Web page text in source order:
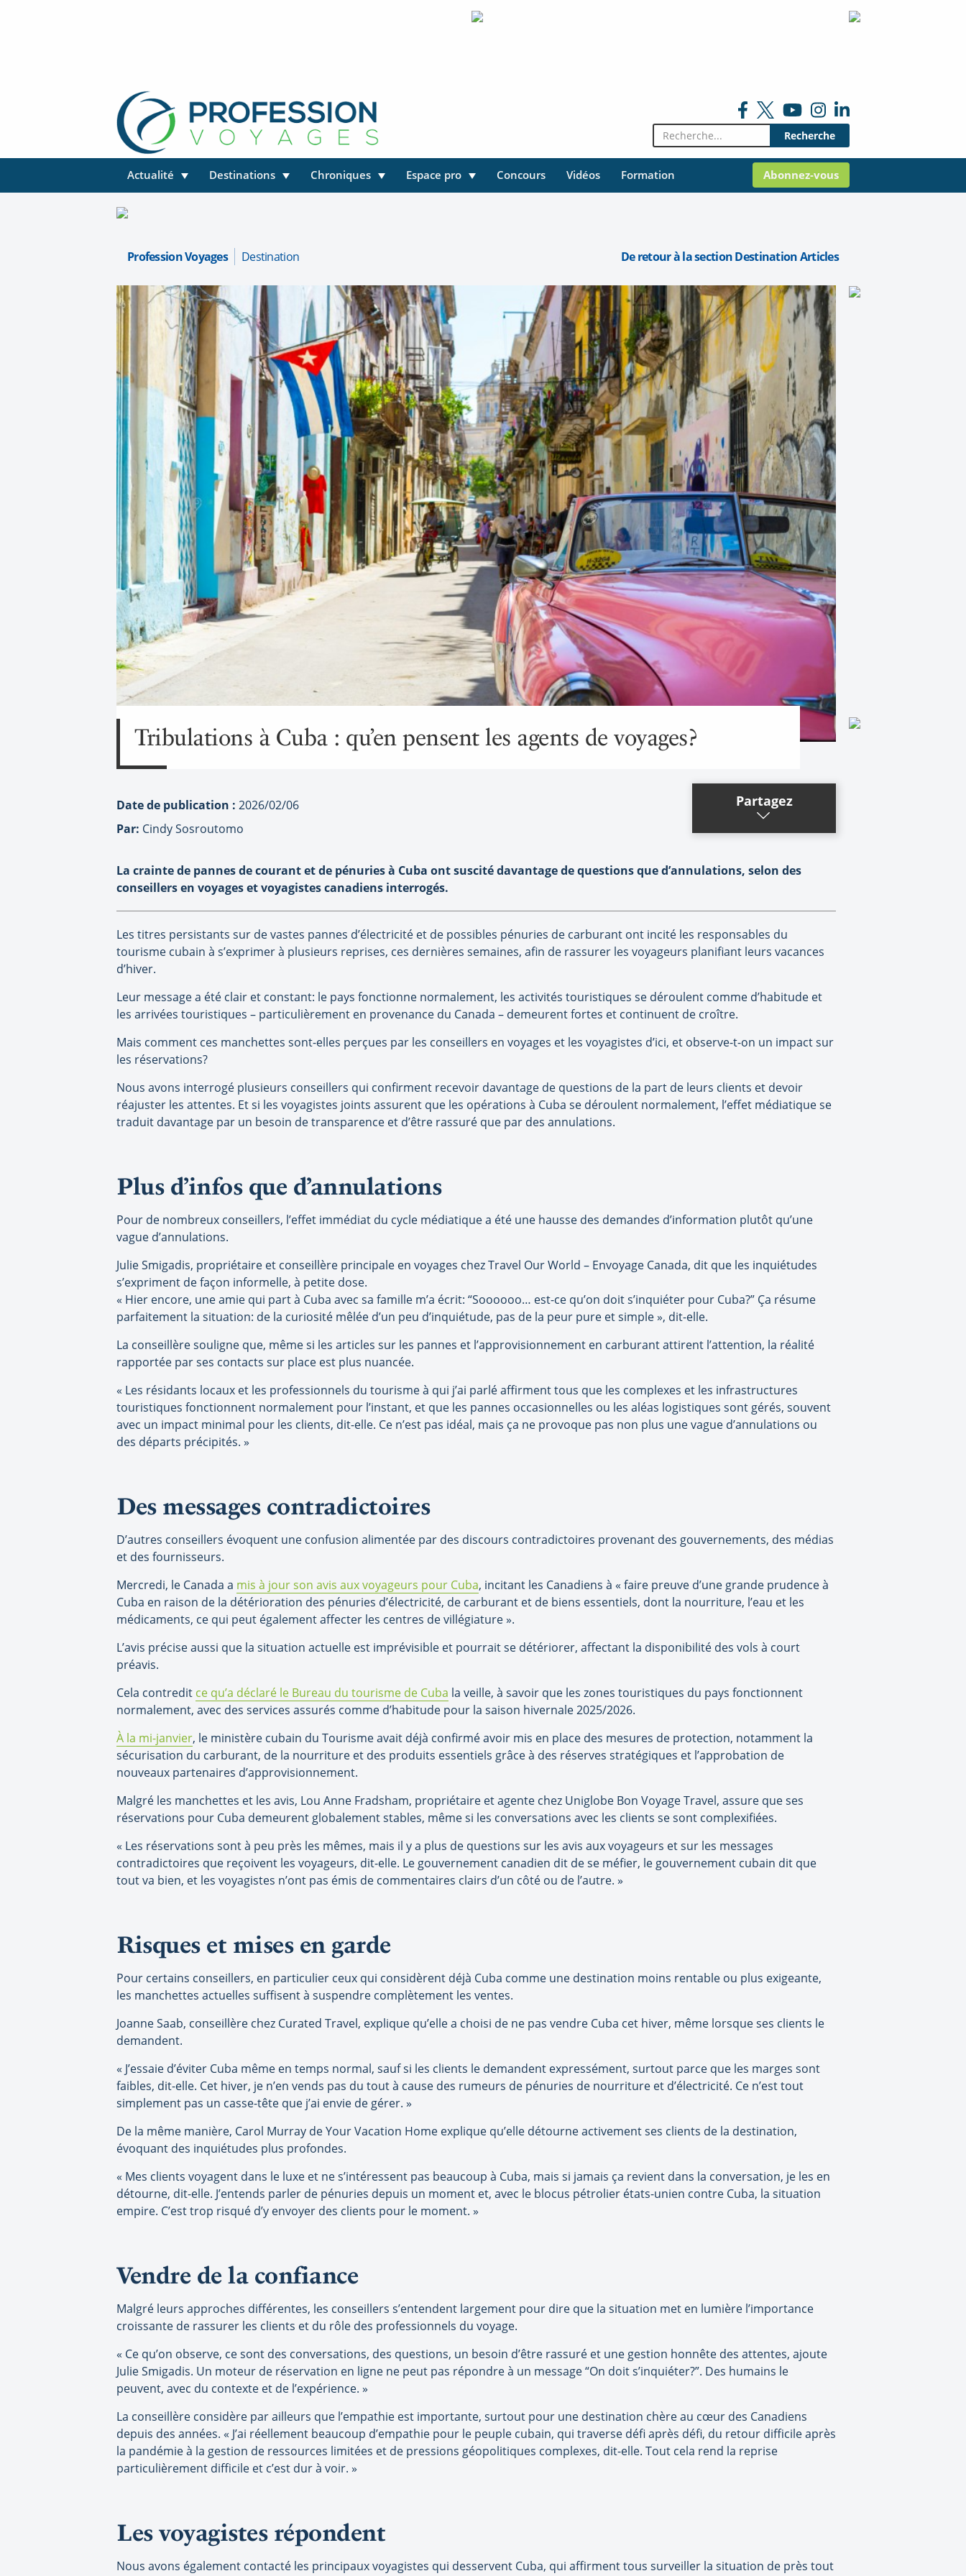
Rechercher:
Actualité Destinations Chroniques Espace pro Concours Vidéos Formation Abonnez-vous
Profession Voyages Destination De retour à la section Destination Articles
Tribulations à Cuba : qu’en pensent les agents de voyages?
Date de publication : 2026/02/06
Par: Cindy Sosroutomo
Partagez
La crainte de pannes de courant et de pénuries à Cuba ont suscité davantage de questions que d’annulations, selon des
conseillers en voyages et voyagistes canadiens interrogés.
Les titres persistants sur de vastes pannes d’électricité et de possibles pénuries de carburant ont incité les responsables du
tourisme cubain à s’exprimer à plusieurs reprises, ces dernières semaines, afin de rassurer les voyageurs planifiant leurs vacances
d’hiver.
Leur message a été clair et constant: le pays fonctionne normalement, les activités touristiques se déroulent comme d’habitude et
les arrivées touristiques – particulièrement en provenance du Canada – demeurent fortes et continuent de croître.
Mais comment ces manchettes sont-elles perçues par les conseillers en voyages et les voyagistes d’ici, et observe-t-on un impact sur
les réservations?
Nous avons interrogé plusieurs conseillers qui confirment recevoir davantage de questions de la part de leurs clients et devoir
réajuster les attentes. Et si les voyagistes joints assurent que les opérations à Cuba se déroulent normalement, l’effet médiatique se
traduit davantage par un besoin de transparence et d’être rassuré que par des annulations.
Plus d’infos que d’annulations
Pour de nombreux conseillers, l’effet immédiat du cycle médiatique a été une hausse des demandes d’information plutôt qu’une
vague d’annulations.
Julie Smigadis, propriétaire et conseillère principale en voyages chez Travel Our World – Envoyage Canada, dit que les inquiétudes
s’expriment de façon informelle, à petite dose.
« Hier encore, une amie qui part à Cuba avec sa famille m’a écrit: “Soooooo… est-ce qu’on doit s’inquiéter pour Cuba?” Ça résume
parfaitement la situation: de la curiosité mêlée d’un peu d’inquiétude, pas de la peur pure et simple », dit-elle.
La conseillère souligne que, même si les articles sur les pannes et l’approvisionnement en carburant attirent l’attention, la réalité
rapportée par ses contacts sur place est plus nuancée.
« Les résidants locaux et les professionnels du tourisme à qui j’ai parlé affirment tous que les complexes et les infrastructures
touristiques fonctionnent normalement pour l’instant, et que les pannes occasionnelles ou les aléas logistiques sont gérés, souvent
avec un impact minimal pour les clients, dit-elle. Ce n’est pas idéal, mais ça ne provoque pas non plus une vague d’annulations ou
des départs précipités. »
Des messages contradictoires
D’autres conseillers évoquent une confusion alimentée par des discours contradictoires provenant des gouvernements, des médias
et des fournisseurs.
Mercredi, le Canada a mis à jour son avis aux voyageurs pour Cuba, incitant les Canadiens à « faire preuve d’une grande prudence à
Cuba en raison de la détérioration des pénuries d’électricité, de carburant et de biens essentiels, dont la nourriture, l’eau et les
médicaments, ce qui peut également affecter les centres de villégiature ».
L’avis précise aussi que la situation actuelle est imprévisible et pourrait se détériorer, affectant la disponibilité des vols à court
préavis.
Cela contredit ce qu’a déclaré le Bureau du tourisme de Cuba la veille, à savoir que les zones touristiques du pays fonctionnent
normalement, avec des services assurés comme d’habitude pour la saison hivernale 2025/2026.
À la mi-janvier, le ministère cubain du Tourisme avait déjà confirmé avoir mis en place des mesures de protection, notamment la
sécurisation du carburant, de la nourriture et des produits essentiels grâce à des réserves stratégiques et l’approbation de
nouveaux partenaires d’approvisionnement.
Malgré les manchettes et les avis, Lou Anne Fradsham, propriétaire et agente chez Uniglobe Bon Voyage Travel, assure que ses
réservations pour Cuba demeurent globalement stables, même si les conversations avec les clients se sont complexifiées.
« Les réservations sont à peu près les mêmes, mais il y a plus de questions sur les avis aux voyageurs et sur les messages
contradictoires que reçoivent les voyageurs, dit-elle. Le gouvernement canadien dit de se méfier, le gouvernement cubain dit que
tout va bien, et les voyagistes n’ont pas émis de commentaires clairs d’un côté ou de l’autre. »
Risques et mises en garde
Pour certains conseillers, en particulier ceux qui considèrent déjà Cuba comme une destination moins rentable ou plus exigeante,
les manchettes actuelles suffisent à suspendre complètement les ventes.
Joanne Saab, conseillère chez Curated Travel, explique qu’elle a choisi de ne pas vendre Cuba cet hiver, même lorsque ses clients le
demandent.
« J’essaie d’éviter Cuba même en temps normal, sauf si les clients le demandent expressément, surtout parce que les marges sont
faibles, dit-elle. Cet hiver, je n’en vends pas du tout à cause des rumeurs de pénuries de nourriture et d’électricité. Ce n’est tout
simplement pas un casse-tête que j’ai envie de gérer. »
De la même manière, Carol Murray de Your Vacation Home explique qu’elle détourne activement ses clients de la destination,
évoquant des inquiétudes plus profondes.
« Mes clients voyagent dans le luxe et ne s’intéressent pas beaucoup à Cuba, mais si jamais ça revient dans la conversation, je les en
détourne, dit-elle. J’entends parler de pénuries depuis un moment et, avec le blocus pétrolier états-unien contre Cuba, la situation
empire. C’est trop risqué d’y envoyer des clients pour le moment. »
Vendre de la confiance
Malgré leurs approches différentes, les conseillers s’entendent largement pour dire que la situation met en lumière l’importance
croissante de rassurer les clients et du rôle des professionnels du voyage.
« Ce qu’on observe, ce sont des conversations, des questions, un besoin d’être rassuré et une gestion honnête des attentes, ajoute
Julie Smigadis. Un moteur de réservation en ligne ne peut pas répondre à un message “On doit s’inquiéter?”. Des humains le
peuvent, avec du contexte et de l’expérience. »
La conseillère considère par ailleurs que l’empathie est importante, surtout pour une destination chère au cœur des Canadiens
depuis des années. « J’ai réellement beaucoup d’empathie pour le peuple cubain, qui traverse défi après défi, du retour difficile après
la pandémie à la gestion de ressources limitées et de pressions géopolitiques complexes, dit-elle. Tout cela rend la reprise
particulièrement difficile et c’est dur à voir. »
Les voyagistes répondent
Nous avons également contacté les principaux voyagistes qui desservent Cuba, qui affirment tous surveiller la situation de près tout